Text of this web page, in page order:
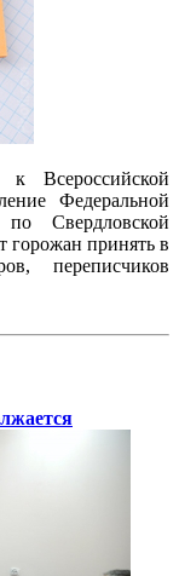
к Всероссийской
Федеральной
по Свердловской
горожан принять в
переписчиков